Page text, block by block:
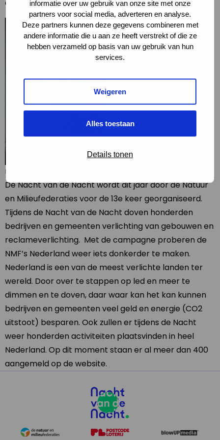
informatie over uw gebruik van onze site met onze
partners voor social media, adverteren en analyse.
Deze partners kunnen deze gegevens combineren met
andere informatie die u aan ze heeft verstrekt of die ze
hebben verzameld op basis van uw gebruik van hun
services.
Weigeren
Alles toestaan
Details tonen
campagne.
Foto met dank aan Johan van der Wielen
De Nacht van de Nacht wordt dit jaar door de Natuur
en Milieufederaties voor de 13e keer georganiseerd.
Tijdens de Nacht van de Nacht doven honderden
bedrijven en gemeenten verlichting van gebouwen en
reclameverlichting. Met de campagne proberen de
NMF’s Nederland weer iets donkerder te maken.
Nederland is een van de meest verlichte landen ter
wereld. Door over te stappen op led en meer te
dimmen en te doven, daar waar kan het kan kunnen
bedrijven en gemeenten veel geld en energie (CO2
uitstoot) besparen. Ook zullen er tijdens de Nacht
weer honderden activiteiten plaatsvinden in heel
Nederland. Op dit moment staan er al meer dan 400
aangemeld op de website.